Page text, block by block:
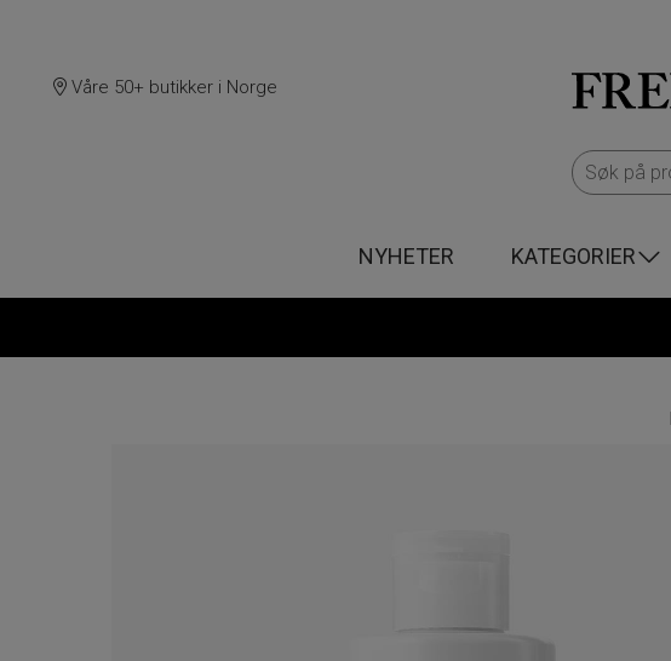
Våre 50+ butikker i Norge
NYHETER KATEGORIER